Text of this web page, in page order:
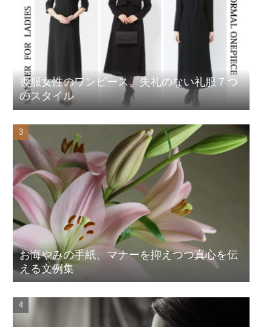
喪服女性のワンピース。失礼のない礼服７つ
のスタイル
お悔やみの手紙、マナーを抑えつつ真心を伝
える文例集